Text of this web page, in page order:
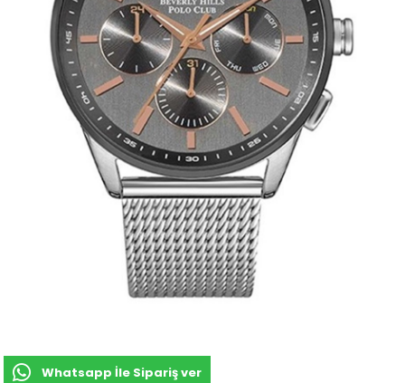
Whatsapp İle Sipariş ver